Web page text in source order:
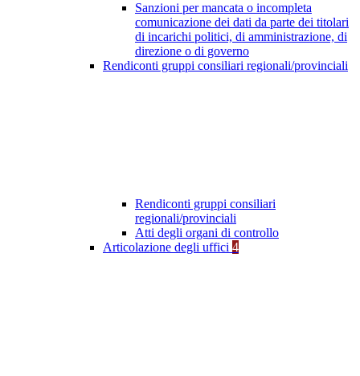
Sanzioni per mancata o incompleta
comunicazione dei dati da parte dei titolari
di incarichi politici, di amministrazione, di
direzione o di governo
Rendiconti gruppi consiliari regionali/provinciali
Rendiconti gruppi consiliari
regionali/provinciali
Atti degli organi di controllo
Articolazione degli uffici 4